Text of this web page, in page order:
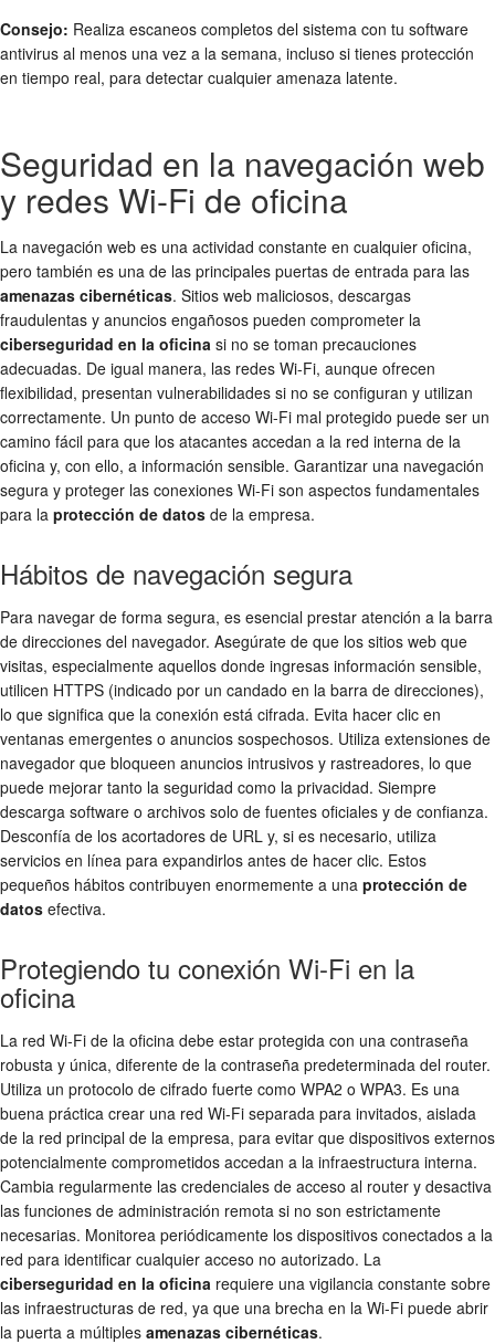
Consejo: Realiza escaneos completos del sistema con tu software
antivirus al menos una vez a la semana, incluso si tienes protección
en tiempo real, para detectar cualquier amenaza latente.
Seguridad en la navegación web
y redes Wi-Fi de oficina
La navegación web es una actividad constante en cualquier oficina,
pero también es una de las principales puertas de entrada para las
amenazas cibernéticas. Sitios web maliciosos, descargas
fraudulentas y anuncios engañosos pueden comprometer la
ciberseguridad en la oficina si no se toman precauciones
adecuadas. De igual manera, las redes Wi-Fi, aunque ofrecen
flexibilidad, presentan vulnerabilidades si no se configuran y utilizan
correctamente. Un punto de acceso Wi-Fi mal protegido puede ser un
camino fácil para que los atacantes accedan a la red interna de la
oficina y, con ello, a información sensible. Garantizar una navegación
segura y proteger las conexiones Wi-Fi son aspectos fundamentales
para la protección de datos de la empresa.
Hábitos de navegación segura
Para navegar de forma segura, es esencial prestar atención a la barra
de direcciones del navegador. Asegúrate de que los sitios web que
visitas, especialmente aquellos donde ingresas información sensible,
utilicen HTTPS (indicado por un candado en la barra de direcciones),
lo que significa que la conexión está cifrada. Evita hacer clic en
ventanas emergentes o anuncios sospechosos. Utiliza extensiones de
navegador que bloqueen anuncios intrusivos y rastreadores, lo que
puede mejorar tanto la seguridad como la privacidad. Siempre
descarga software o archivos solo de fuentes oficiales y de confianza.
Desconfía de los acortadores de URL y, si es necesario, utiliza
servicios en línea para expandirlos antes de hacer clic. Estos
pequeños hábitos contribuyen enormemente a una protección de
datos efectiva.
Protegiendo tu conexión Wi-Fi en la
oficina
La red Wi-Fi de la oficina debe estar protegida con una contraseña
robusta y única, diferente de la contraseña predeterminada del router.
Utiliza un protocolo de cifrado fuerte como WPA2 o WPA3. Es una
buena práctica crear una red Wi-Fi separada para invitados, aislada
de la red principal de la empresa, para evitar que dispositivos externos
potencialmente comprometidos accedan a la infraestructura interna.
Cambia regularmente las credenciales de acceso al router y desactiva
las funciones de administración remota si no son estrictamente
necesarias. Monitorea periódicamente los dispositivos conectados a la
red para identificar cualquier acceso no autorizado. La
ciberseguridad en la oficina requiere una vigilancia constante sobre
las infraestructuras de red, ya que una brecha en la Wi-Fi puede abrir
la puerta a múltiples amenazas cibernéticas.